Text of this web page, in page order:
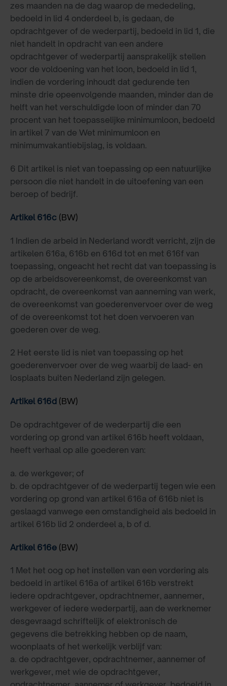
zes maanden na de dag waarop de mededeling,
bedoeld in lid 4 onderdeel b, is gedaan, de
opdrachtgever of de wederpartij, bedoeld in lid 1, die
niet handelt in opdracht van een andere
opdrachtgever of wederpartij aansprakelijk stellen
voor de voldoening van het loon, bedoeld in lid 1,
indien de vordering inhoudt dat gedurende ten
minste drie opeenvolgende maanden, minder dan de
helft van het verschuldigde loon of minder dan 70
procent van het toepasselijke minimumloon, bedoeld
in artikel 7 van de Wet minimumloon en
minimumvakantiebijslag, is voldaan.
6 Dit artikel is niet van toepassing op een natuurlijke
persoon die niet handelt in de uitoefening van een
beroep of bedrijf.
Artikel 616c (BW)
1 Indien de arbeid in Nederland wordt verricht, zijn de
artikelen 616a, 616b en 616d tot en met 616f van
toepassing, ongeacht het recht dat van toepassing is
op de arbeidsovereenkomst, de overeenkomst van
opdracht, de overeenkomst van aanneming van werk,
de overeenkomst van goederenvervoer over de weg
of de overeenkomst tot het doen vervoeren van
goederen over de weg.
2 Het eerste lid is niet van toepassing op het
goederenvervoer over de weg waarbij de laad- en
losplaats buiten Nederland zijn gelegen.
Artikel 616d (BW)
De opdrachtgever of de wederpartij die een
vordering op grond van artikel 616b heeft voldaan,
heeft verhaal op alle goederen van:
a. de werkgever; of
b. de opdrachtgever of de wederpartij tegen wie een
vordering op grond van artikel 616a of 616b niet is
geslaagd vanwege een omstandigheid als bedoeld in
artikel 616b lid 2 onderdeel a, b of d.
Artikel 616e (BW)
1 Met het oog op het instellen van een vordering als
bedoeld in artikel 616a of artikel 616b verstrekt
iedere opdrachtgever, opdrachtnemer, aannemer,
werkgever of iedere wederpartij, aan de werknemer
desgevraagd schriftelijk of elektronisch de
gegevens die betrekking hebben op de naam,
woonplaats of het werkelijk verblijf van:
a. de opdrachtgever, opdrachtnemer, aannemer of
werkgever, met wie de opdrachtgever,